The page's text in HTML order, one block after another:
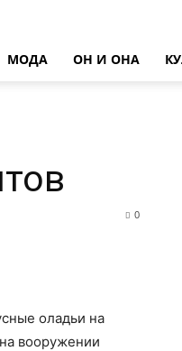
МОДА ОН И ОНА
0
оладьи на
вооружении